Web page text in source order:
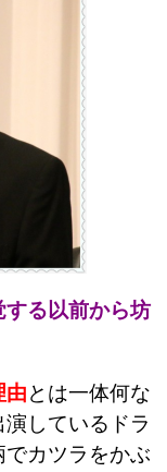
する以前から坊
由とは一体何な
演しているドラ
でカツラをかぶ